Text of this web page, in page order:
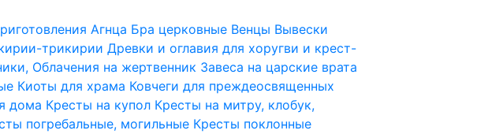
Агнца Бра церковные Венцы Вывески
трикирииДревки и оглавия для хоругви и крест-
Облачения на жертвенник Завеса на царские врата
Киоты для храма Ковчеги для преждеосвященных
дома Кресты на купол Кресты на митру, клобук,
погребальные, могильные Кресты поклонные